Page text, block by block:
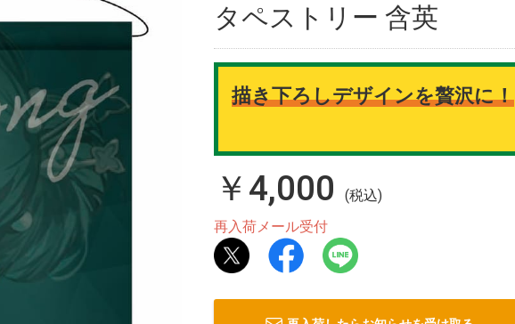
タペストリー 含英
描き下ろしデザインを贅沢に！
￥4,000
(税込)
再入荷メール受付